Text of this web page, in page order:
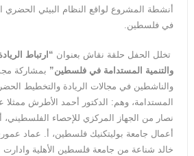
أنشطة المشروع لواقع النظام البيئي الحضري
في فلسطين.
تخلل الحفل حلقة نقاش بعنوان “ارتباط
والتنمية المستدامة في فلسطين” بمشاركة
والناشطين في مجالات الريادة والتخطيط
نصار من الجهاز المركزي للإحصاء
أعمال جامعة بوليتكنيك فلسطين، أ. عماد
خالد شناعة من جامعة فلسطين الأهلية